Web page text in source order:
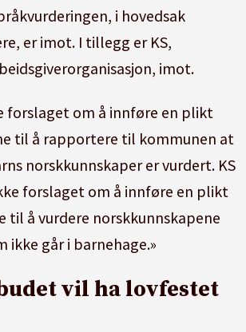
i hovedsak
er imot. I tillegg er KS,
imot.
forslaget om å innføre en plikt
til å rapportere til kommunen at
norskkunnskaper er vurdert. KS
forslaget om å innføre en plikt
til å vurdere norskkunnskapene
ikke går i barnehage.»
vil ha lovfestet